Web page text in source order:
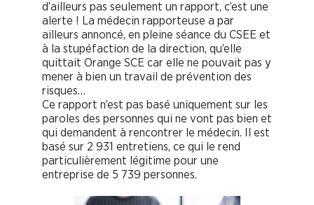
d’ailleurs pas seulement un rapport, c’est une
alerte ! La médecin rapporteuse a par
ailleurs annoncé, en pleine séance du CSEE et
à la stupéfaction de la direction, qu’elle
quittait Orange SCE car elle ne pouvait pas y
mener à bien un travail de prévention des
risques…
Ce rapport n’est pas basé uniquement sur les
paroles des personnes qui ne vont pas bien et
qui demandent à rencontrer le médecin. Il est
basé sur 2 931 entretiens, ce qui le rend
particulièrement légitime pour une
entreprise de 5 739 personnes.